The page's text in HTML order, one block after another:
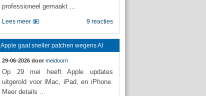
professioneel gemaakt ...
9 reacties
Lees meer
Apple gaat sneller patchen wegens AI
29-06-2026 door meidoorn
Op 29 mei heeft Apple updates
uitgerold voor iMac, iPad, en iPhone.
Meer details ...